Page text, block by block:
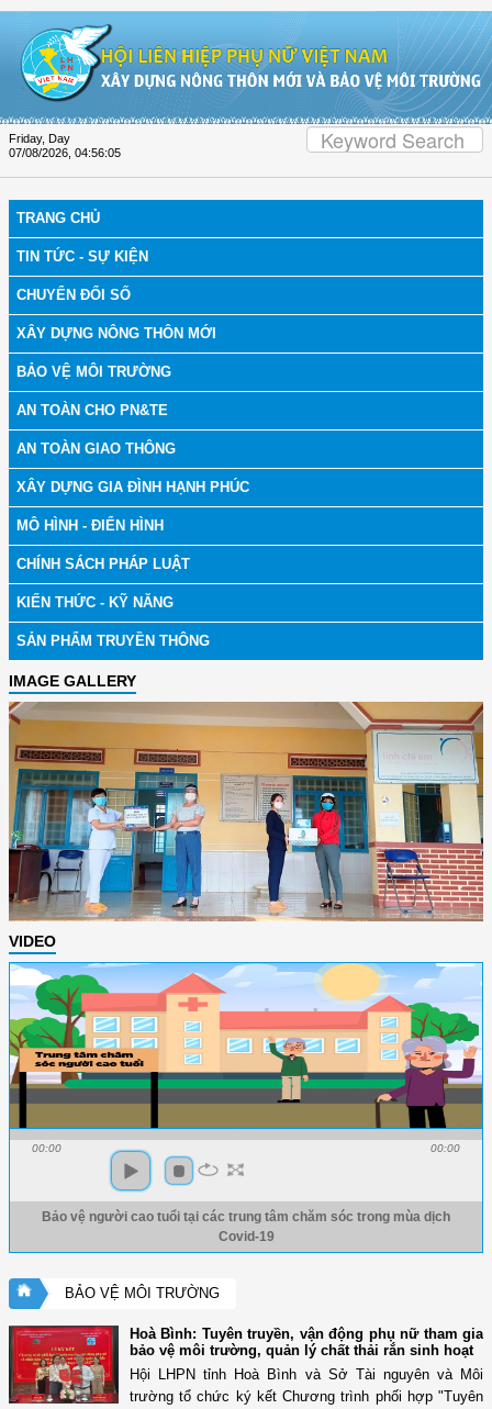
Friday, Day
07/08/2026 04:56:06
TRANG CHỦ
TIN TỨC - SỰ KIỆN
CHUYỂN ĐỔI SỐ
XÂY DỰNG NÔNG THÔN MỚI
BẢO VỆ MÔI TRƯỜNG
AN TOÀN CHO PN&TE
AN TOÀN GIAO THÔNG
XÂY DỰNG GIA ĐÌNH HẠNH PHÚC
MÔ HÌNH - ĐIỂN HÌNH
CHÍNH SÁCH PHÁP LUẬT
KIẾN THỨC - KỸ NĂNG
SẢN PHẨM TRUYỀN THÔNG
IMAGE GALLERY
VIDEO
00:00 00:00
Bảo vệ người cao tuổi tại các trung tâm chăm sóc trong mùa dịch
Covid-19
BẢO VỆ MÔI TRƯỜNG
Hoà Bình: Tuyên truyền, vận động phụ nữ tham gia
bảo vệ môi trường, quản lý chất thải rắn sinh hoạt
Hội LHPN tỉnh Hoà Bình và Sở Tài nguyên và Môi
trường tổ chức ký kết Chương trình phối hợp "Tuyên